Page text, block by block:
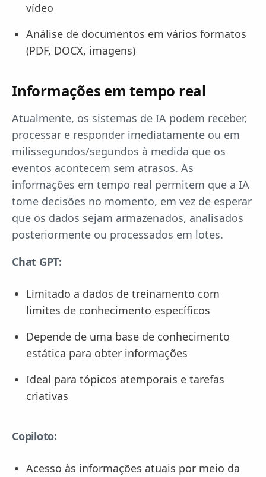
vídeo
Análise de documentos em vários formatos
(PDF, DOCX, imagens)
Informações em tempo real
Atualmente, os sistemas de IA podem receber,
processar e responder imediatamente ou em
milissegundos/segundos à medida que os
eventos acontecem sem atrasos. As
informações em tempo real permitem que a IA
tome decisões no momento, em vez de esperar
que os dados sejam armazenados, analisados
posteriormente ou processados em lotes.
Chat GPT:
Limitado a dados de treinamento com
limites de conhecimento específicos
Depende de uma base de conhecimento
estática para obter informações
Ideal para tópicos atemporais e tarefas
criativas
Copiloto:
Acesso às informações atuais por meio da